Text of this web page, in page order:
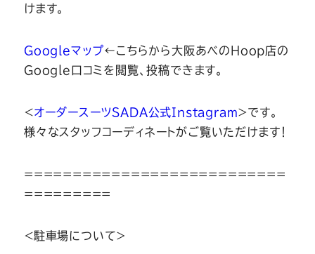
けます。
Googleマップ←こちらから大阪あべのHoop店の
Google口コミを閲覧、投稿できます。
＜オーダースーツSADA公式Instagram＞です。
様々なスタッフコーディネートがご覧いただけます！
===========================
=========
＜駐車場について＞